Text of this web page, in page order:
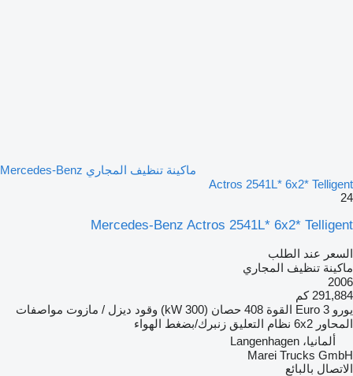
ماكينة تنظيف المجاري Mercedes-Benz
Actros 2541L* 6x2* Telligent
24
Mercedes-Benz Actros 2541L* 6x2* Telligent
السعر عند الطلب
ماكينة تنظيف المجاري
2006
291,884 كم
يورو Euro 3 القوة 408 حصان (300 kW) وقود ديزل / مازوت مواصفات
المحاور 6x2 نظام التعليق زنبرك/بضغط الهواء
ألمانيا، Langenhagen
Marei Trucks GmbH
الاتصال بالبائع